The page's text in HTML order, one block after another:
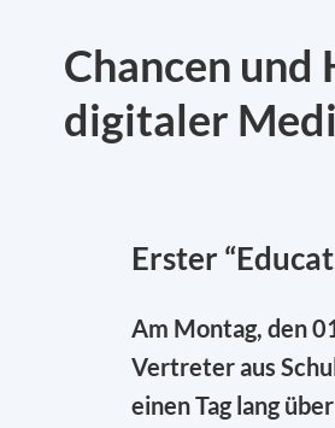
Chancen und
digitaler
Erster
Am Montag, den
Vertreter aus
einen Tag lang